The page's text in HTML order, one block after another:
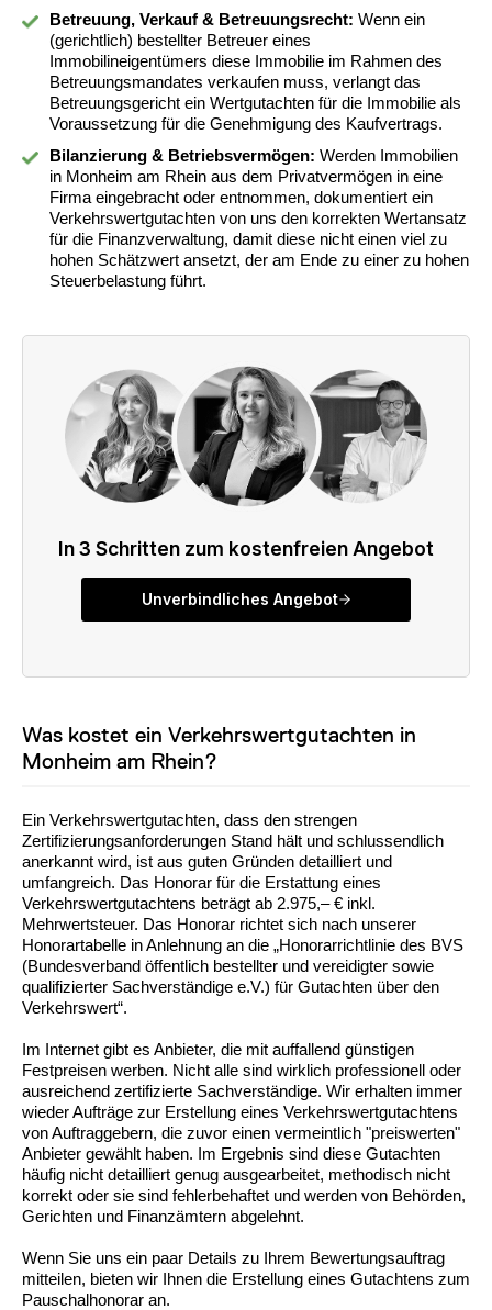
Betreuung, Verkauf & Betreuungsrecht: Wenn ein
(gerichtlich) bestellter Betreuer eines
Immobilineigentümers diese Immobilie im Rahmen des
Betreuungsmandates verkaufen muss, verlangt das
Betreuungsgericht ein Wertgutachten für die Immobilie als
Voraussetzung für die Genehmigung des Kaufvertrags.
Bilanzierung & Betriebsvermögen: Werden Immobilien
in Monheim am Rhein aus dem Privatvermögen in eine
Firma eingebracht oder entnommen, dokumentiert ein
Verkehrswertgutachten von uns den korrekten Wertansatz
für die Finanzverwaltung, damit diese nicht einen viel zu
hohen Schätzwert ansetzt, der am Ende zu einer zu hohen
Steuerbelastung führt.
Was kostet ein Verkehrswertgutachten in
Monheim am Rhein?
Ein Verkehrswertgutachten, dass den strengen
Zertifizierungsanforderungen Stand hält und schlussendlich
anerkannt wird, ist aus guten Gründen detailliert und
umfangreich. Das Honorar für die Erstattung eines
Verkehrswertgutachtens beträgt ab 2.975,– € inkl.
Mehrwertsteuer. Das Honorar richtet sich nach unserer
Honorartabelle in Anlehnung an die „Honorarrichtlinie des BVS
(Bundesverband öffentlich bestellter und vereidigter sowie
qualifizierter Sachverständige e.V.) für Gutachten über den
Verkehrswert“.
Im Internet gibt es Anbieter, die mit auffallend günstigen
Festpreisen werben. Nicht alle sind wirklich professionell oder
ausreichend zertifizierte Sachverständige. Wir erhalten immer
wieder Aufträge zur Erstellung eines Verkehrswertgutachtens
von Auftraggebern, die zuvor einen vermeintlich "preiswerten"
Anbieter gewählt haben. Im Ergebnis sind diese Gutachten
häufig nicht detailliert genug ausgearbeitet, methodisch nicht
korrekt oder sie sind fehlerbehaftet und werden von Behörden,
Gerichten und Finanzämtern abgelehnt.
Wenn Sie uns ein paar Details zu Ihrem Bewertungsauftrag
mitteilen, bieten wir Ihnen die Erstellung eines Gutachtens zum
Pauschalhonorar an.